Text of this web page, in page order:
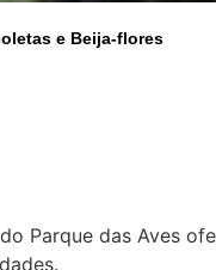
e Beija-flores
do Parque das Aves